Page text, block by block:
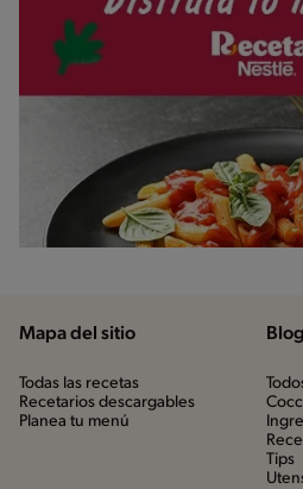
Mapa del sitio
Todas las recetas
Recetarios descargables
Planea tu menú
Blog
Tips